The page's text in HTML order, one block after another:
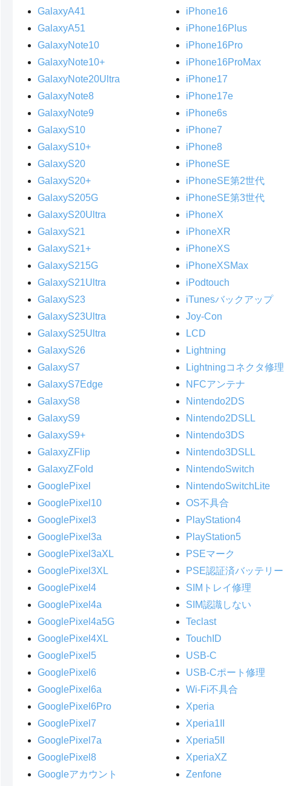
GalaxyA41
GalaxyA51
GalaxyNote10
GalaxyNote10+
GalaxyNote20Ultra
GalaxyNote8
GalaxyNote9
GalaxyS10
GalaxyS10+
GalaxyS20
GalaxyS20+
GalaxyS205G
GalaxyS20Ultra
GalaxyS21
GalaxyS21+
GalaxyS215G
GalaxyS21Ultra
GalaxyS23
GalaxyS23Ultra
GalaxyS25Ultra
GalaxyS26
GalaxyS7
GalaxyS7Edge
GalaxyS8
GalaxyS9
GalaxyS9+
GalaxyZFlip
GalaxyZFold
GooglePixel
GooglePixel10
GooglePixel3
GooglePixel3a
GooglePixel3aXL
GooglePixel3XL
GooglePixel4
GooglePixel4a
GooglePixel4a5G
GooglePixel4XL
GooglePixel5
GooglePixel6
GooglePixel6a
GooglePixel6Pro
GooglePixel7
GooglePixel7a
GooglePixel8
Googleアカウント
iPhone16
iPhone16Plus
iPhone16Pro
iPhone16ProMax
iPhone17
iPhone17e
iPhone6s
iPhone7
iPhone8
iPhoneSE
iPhoneSE第2世代
iPhoneSE第3世代
iPhoneX
iPhoneXR
iPhoneXS
iPhoneXSMax
iPodtouch
iTunesバックアップ
Joy-Con
LCD
Lightning
Lightningコネクタ修理
NFCアンテナ
Nintendo2DS
Nintendo2DSLL
Nintendo3DS
Nintendo3DSLL
NintendoSwitch
NintendoSwitchLite
OS不具合
PlayStation4
PlayStation5
PSEマーク
PSE認証済バッテリー
SIMトレイ修理
SIM認識しない
Teclast
TouchID
USB-C
USB-Cポート修理
Wi-Fi不具合
Xperia
Xperia1II
Xperia5II
XperiaXZ
Zenfone